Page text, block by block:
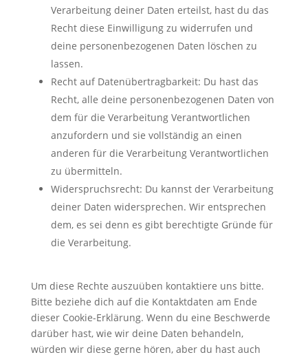
Verarbeitung deiner Daten erteilst, hast du das
Recht diese Einwilligung zu widerrufen und
deine personenbezogenen Daten löschen zu
lassen.
Recht auf Datenübertragbarkeit: Du hast das
Recht, alle deine personenbezogenen Daten von
dem für die Verarbeitung Verantwortlichen
anzufordern und sie vollständig an einen
anderen für die Verarbeitung Verantwortlichen
zu übermitteln.
Widerspruchsrecht: Du kannst der Verarbeitung
deiner Daten widersprechen. Wir entsprechen
dem, es sei denn es gibt berechtigte Gründe für
die Verarbeitung.
Um diese Rechte auszuüben kontaktiere uns bitte.
Bitte beziehe dich auf die Kontaktdaten am Ende
dieser Cookie-Erklärung. Wenn du eine Beschwerde
darüber hast, wie wir deine Daten behandeln,
würden wir diese gerne hören, aber du hast auch